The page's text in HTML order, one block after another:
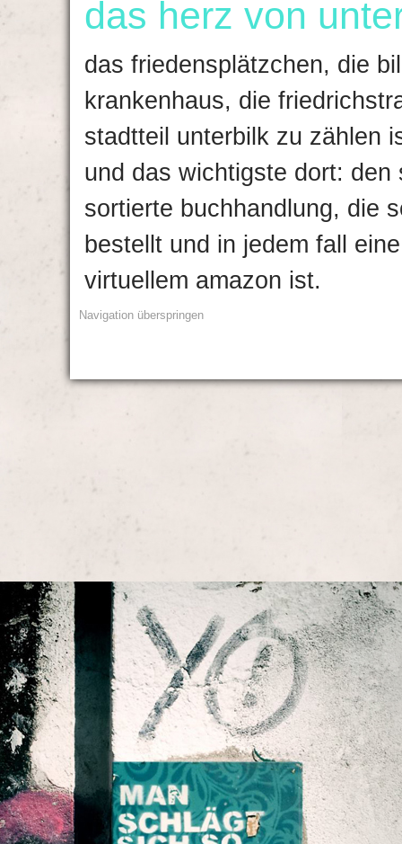
das herz von
das friedensplätzchen, die
krankenhaus, die
stadtteil unterbilk zu zählen
und das wichtigste dort:
sortierte buchhandlung, die
bestellt und in jedem fall
virtuellem amazon ist.
Navigation überspringen